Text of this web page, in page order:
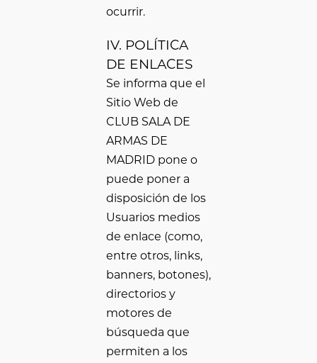
ocurrir.
IV. POLÍTICA
DE ENLACES
Se informa que el
Sitio Web de
CLUB SALA DE
ARMAS DE
MADRID pone o
puede poner a
disposición de los
Usuarios medios
de enlace (como,
entre otros, links,
banners, botones),
directorios y
motores de
búsqueda que
permiten a los